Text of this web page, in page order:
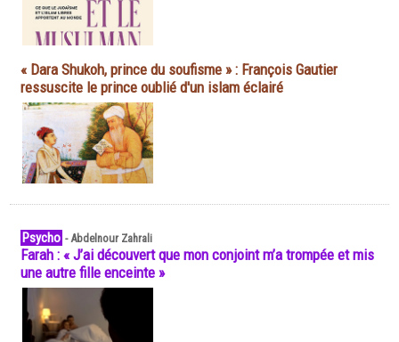
« Dara Shukoh, prince du soufisme » : François Gautier
ressuscite le prince oublié d'un islam éclairé
Psycho -Abdelnour Zahrali
Farah : « J’ai découvert que mon conjoint m’a trompée et mis
une autre fille enceinte »